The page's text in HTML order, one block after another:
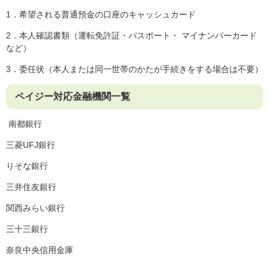
1．希望される普通預金の口座のキャッシュカード
2．本人確認書類（運転免許証・パスポート・ マイナンバーカード
など）
3．委任状（本人または同一世帯のかたが手続きをする場合は不要）
ペイジー対応金融機関一覧
​ 南都銀行
三菱UFJ銀行
りそな銀行
三井住友銀行
関西みらい銀行
三十三銀行
奈良中央信用金庫